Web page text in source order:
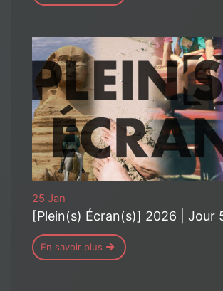
25 Jan
[Plein(s) Écran(s)] 2026 | Jour
En savoir plus